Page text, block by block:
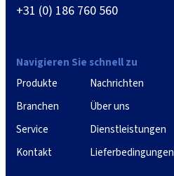
+31 (0) 186 760 560
Navigieren Sie schnell zu
Produkte
Branchen
Service
Kontakt
Nachrichten
Über uns
Dienstleistungen
Lieferbedingungen